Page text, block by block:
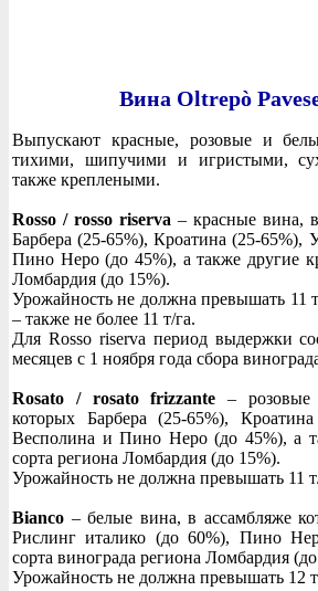
Вина Oltrepò
Выпускают красные, розовые и
тихими, шипучими и игристыми,
также креплеными.
Rosso / rosso riserva – красные вина,
Барбера (25-65%), Кроатина (25-65%),
Пино Неро (до 45%), а также другие
Ломбардия (до 15%).
Урожайность не должна превышать 11
– также не более 11 т/га.
Для Rosso riserva период выдержки
месяцев с 1 ноября года сбора
Rosato / rosato frizzante – розовые
которых Барбера (25-65%),
Весполина и Пино Неро (до 45%), а
сорта региона Ломбардия (до 15%).
Урожайность не должна превышать 11
Bianco – белые вина, в ассамбляже
Рислинг италико (до 60%), Пино
сорта винограда региона Ломбардия
Урожайность не должна превышать 12